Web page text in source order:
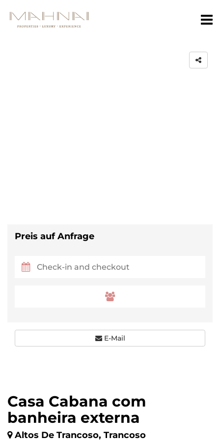
Casa Cabana com
banheira externa
Altos De Trancoso, Trancoso
Preis auf Anfrage
E-Mail